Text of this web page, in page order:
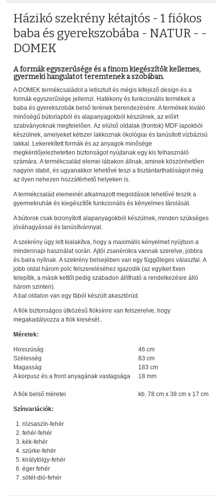
Házikó szekrény kétajtós - 1 fiókos
baba és gyerekszobába - NATUR - -
DOMEK
A formák egyszerűsége és a finom kiegészítők kellemes,
gyermeki hangulatot teremtenek a szobában.
A DOMEK termékcsaládot a letisztult és mégis kifejező design és a
formák egyszerűsége jellemzi. Hatékony és funkcionális termékek a
baba és gyerekszobák belső terének berendezésére. A termékek kiváló
minőségű bútorlapból és alapanyagokból készülnek, az előírt
szabványoknak megfelelően. Az elülső oldalak (frontok) MDF lapokból
készülnek, amelyeket kétszer lakkoznak ökológiai és tanúsított vízbázisú
lakkal. Lekerekített formák és az anyagok minősége
megkérdőjelezhetetlen biztonságot nyújtanak egy kis felhasználó
számára. A termékcsalád elemei lábakon állnak, aminek köszönhetően
nagyon stabil, és ugyanakkor lehetővé teszi a tisztántarthatóságot még
az ilyen nehezen hozzáférhető helyeken is.
A termékcsalád elemeinél alkalmazott megoldások lehetővé teszik a
gyermekruhák és kiegészítők funkcionális és kényelmes tárolását.
A bútorok csak bizonyított alapanyagokból készülnek, minden szükséges
jóváhagyással és tanúsítvánnyal.
A szekrény úgy lett kialakítva, hogy a maximális kényelmet nyújtson a
mindennapi használat során. Ajtói zsanérokra vannak szerelve, jobbra
és balra nyílnak. A szekrény belsejében van egy függőleges válaszfal. A
jobb oldal három polc felszereléséhez igazodik (az egyiket fixen
telepítik, a másik kettőt pedig szabadon állítható a rendelkezésre álló
három szinten).
A bal oldalon van egy fából készült akasztórúd.
A fiók biztonságos ütközésű fióksínre van felszerelve, hogy
megakadályozza a fiók kiesését..
Méretek:
Hosszúság
46 cm
Szélesség
83 cm
Magasság
183 cm
A korpusz és a front anyagának vastagsága
18 mm
A fiók belső méretei kb. 78 cm x 38 cm x 17 cm
Színvariációk:
rózsaszín-fehér
fehér-fehér
kék-fehér
szürke-fehér
királytölgy-fehér
éger fehér
sötét-dió-fehér